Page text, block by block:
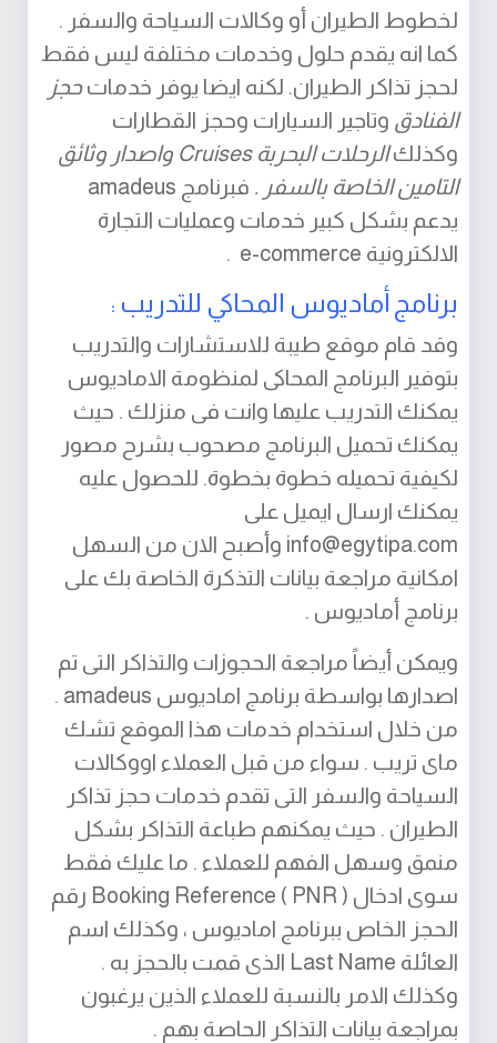
لخطوط الطيران أو وكالات السياحة والسفر .
كما انه يقدم حلول وخدمات مختلفة ليس فقط
لحجز تذاكر الطيران. لكنه ايضا يوفر خدماتحجز
الفنادق وتاجير السيارات وحجز القطارات
وكذلكالرحلات البحربة
Cruises واصدار وثائق
التامين الخاصة بالسفر .
فبرنامج amadeus
يدعم بشكل كبير خدمات وعمليات التجارة
الالكترونية e-commerce .
برنامج أماديوس المحاكي للتدريب :
وقد قام موقع طيبة للاستشارات والتدريب
بتوفير البرنامج المحاكى لمنظومة الاماديوس
يمكنك التدريب عليها وانت فى منزلك . حيث
يمكنك تحميل البرنامج مصحوب بشرح مصور
لكيفية تحميله خطوة بخطوة. للحصول عليه
يمكنك ارسال ايميل على
info@egytipa.com وأصبح الان من السهل
امكانية مراجعة بيانات التذكرة الخاصة بك على
برنامج أماديوس .
ويمكن أيضاً مراجعة الحجوزات والتذاكر التى تم
اصدارها بواسطة برنامج اماديوس amadeus .
من خلال استخدام خدمات هذا الموقع تشك
ماى تريب . سواء من قبل العملاء اووكالات
السياحة والسفر التى تقدم خدمات حجز تذاكر
الطيران . حيث يمكنهم طباعة التذاكر بشكل
منمق وسهل الفهم للعملاء . ما عليك فقط
سوى ادخال ( Booking Reference ( PNR رقم
الحجز الخاص ببرنامج اماديوس ، وكذلك اسم
العائلة Last Name الذى قمت بالحجز به .
وكذلك الامر بالنسبة للعملاء الذين يرغبون
بمراجعة بيانات التذاكر الحاصة بهم .